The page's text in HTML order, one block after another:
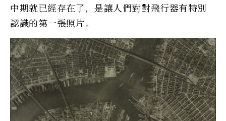
中期就已經存在了，是讓人們對對飛行器有特別
認識的第一張照片。